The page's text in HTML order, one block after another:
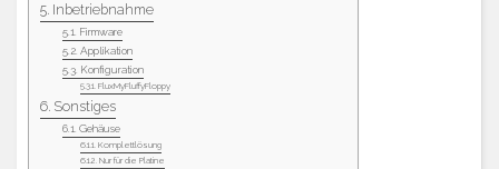
Inbetriebnahme
Firmware
Applikation
Konfiguration
FluxMyFluffyFloppy
Sonstiges
Gehäuse
Komplettlösung
Nur für die Platine